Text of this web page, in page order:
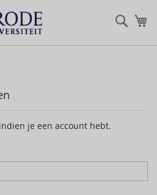
je een account hebt.